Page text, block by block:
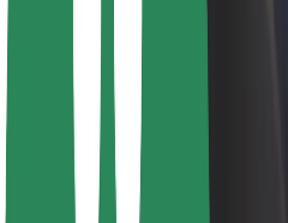
Tiskové centrum
Pokyny ke značce
Naše poslání